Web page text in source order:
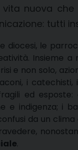
nuova
tutti
diocesi, le
Insieme
e non solo,
i
ed
e indigenza; i
da un
.